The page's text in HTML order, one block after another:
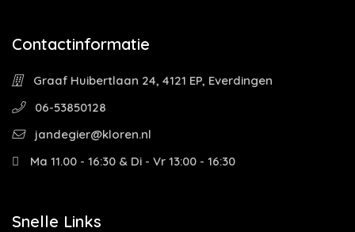
Contactinformatie
Graaf Huibertlaan 24, 4121 EP, Everdingen
06-53850128
jandegier@kloren.nl
Ma 11.00 - 16:30 & Di - Vr 13:00 - 16:30
Snelle Links